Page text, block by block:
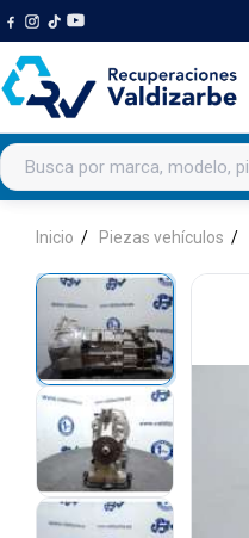
Buscar productos
Inicio Piezas vehículos